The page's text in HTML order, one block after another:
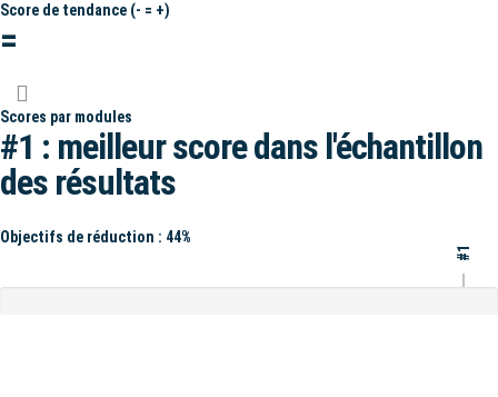
Score de tendance (- = +)
=
Scores par modules
#1 : meilleur score dans l'échantillon
des résultats
Objectifs de réduction : 44%
#1